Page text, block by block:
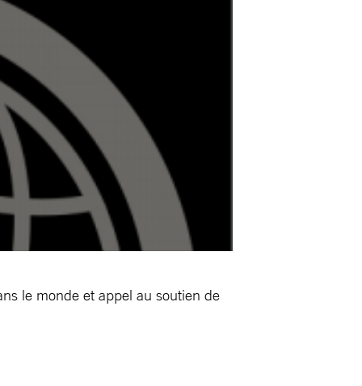
le monde et appel au soutien de